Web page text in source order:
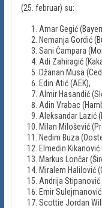
(25. februar) su:
Amar Gegić
Nemanja Gordić
Sani Čampara
Adi Zahiragić
Džanan Musa
Edin Atić (AEK),
Almir Hasandić
Adin Vrabac
Aleksandar Lazić
Milan Milošević
Nedim Buza
Elmedin
Markus Lončar
Miralem Halilović
Andrija Stipanović
Emir
Scottie Jordan